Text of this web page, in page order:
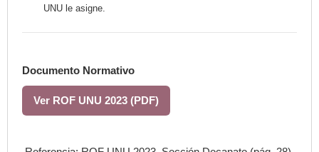
UNU le asigne.
Documento Normativo
Ver ROF UNU 2023 (PDF)